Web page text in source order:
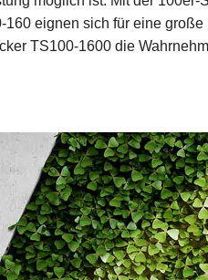
eignen sich für eine
TS100-1600 die